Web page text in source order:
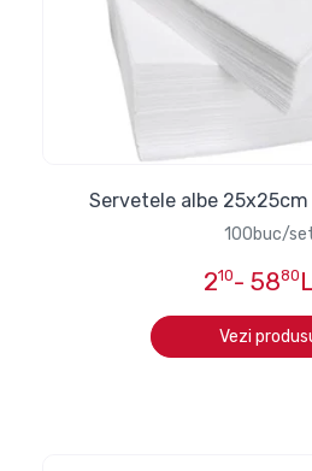
Servetele albe
100buc/
210- 5880
Vezi